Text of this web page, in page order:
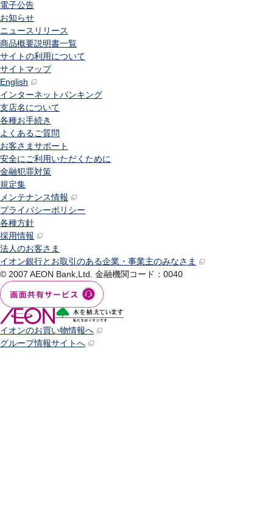
電子公告
お知らせ
ニュースリリース
商品概要説明書一覧
サイトの利用について
サイトマップ
English
インターネットバンキング
支店名について
各種お手続き
よくあるご質問
お客さまサポート
安全にご利用いただくために
金融犯罪対策
規定集
メンテナンス情報
プライバシーポリシー
各種方針
採用情報
法人のお客さま
イオン銀行とお取引のある企業・事業主のみなさま
© 2007 AEON Bank,Ltd. 金融機関コード：0040
イオンのお買い物情報へ
グループ情報サイトへ